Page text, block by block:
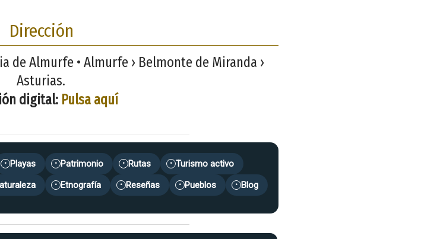
Dirección
de Almurfe • Almurfe › Belmonte de Miranda ›
Asturias.
digital: Pulsa aquí
• Playas • Patrimonio • Rutas • Turismo activo
• Etnografía • Reseñas • Pueblos • Blog